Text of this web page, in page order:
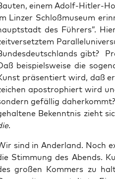
einem Adolf-Hit­ler-
Lin­zer Schloß­mu­se­um
des Füh­rers”.
gibt?
bei­spiels­wei­se die
prä­sen­tiert wird, daß
apo­stro­phiert wird
gefäl­lig
Bekennt­nis zieht
.
sind in Ander­land. Noch
Stim­mung des Abends.
gro­ßen Kom­mers zu